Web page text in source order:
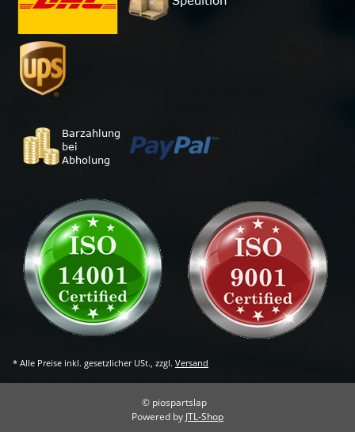
* Alle Preise inkl. gesetzlicher USt., zzgl. Versand
© piospartslap
Powered by JTL-Shop